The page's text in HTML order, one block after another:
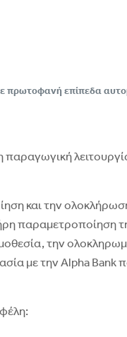
επίπεδα
και την
παραμετροποίηση
την
με την Alpha Bank